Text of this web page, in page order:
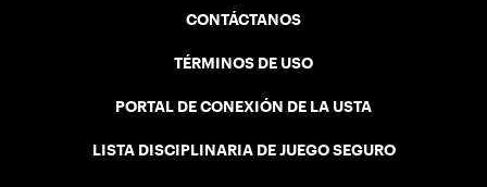
CONTÁCTANOS
TÉRMINOS DE USO
PORTAL DE CONEXIÓN DE LA USTA
LISTA DISCIPLINARIA DE JUEGO SEGURO